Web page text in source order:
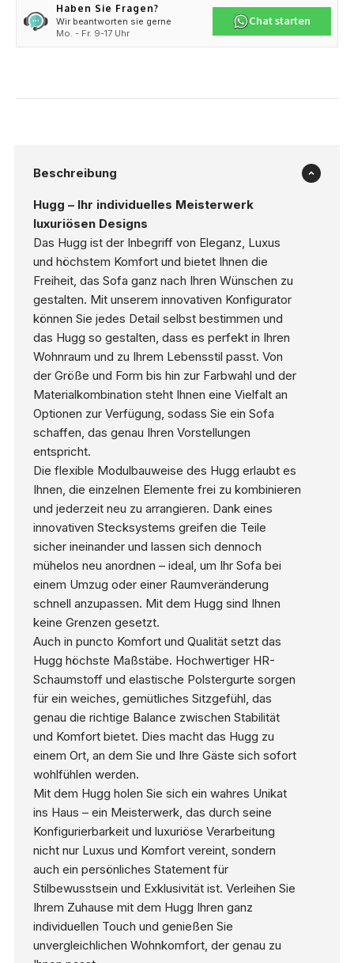
Haben Sie Fragen?
Wir beantworten sie gerne
Mo. - Fr. 9-17 Uhr
Chat starten
Beschreibung
Hugg – Ihr individuelles Meisterwerk
luxuriösen Designs
Das Hugg ist der Inbegriff von Eleganz, Luxus
und höchstem Komfort und bietet Ihnen die
Freiheit, das Sofa ganz nach Ihren Wünschen zu
gestalten. Mit unserem innovativen Konfigurator
können Sie jedes Detail selbst bestimmen und
das Hugg so gestalten, dass es perfekt in Ihren
Wohnraum und zu Ihrem Lebensstil passt. Von
der Größe und Form bis hin zur Farbwahl und der
Materialkombination steht Ihnen eine Vielfalt an
Optionen zur Verfügung, sodass Sie ein Sofa
schaffen, das genau Ihren Vorstellungen
entspricht.
Die flexible Modulbauweise des Hugg erlaubt es
Ihnen, die einzelnen Elemente frei zu kombinieren
und jederzeit neu zu arrangieren. Dank eines
innovativen Stecksystems greifen die Teile
sicher ineinander und lassen sich dennoch
mühelos neu anordnen – ideal, um Ihr Sofa bei
einem Umzug oder einer Raumveränderung
schnell anzupassen. Mit dem Hugg sind Ihnen
keine Grenzen gesetzt.
Auch in puncto Komfort und Qualität setzt das
Hugg höchste Maßstäbe. Hochwertiger HR-
Schaumstoff und elastische Polstergurte sorgen
für ein weiches, gemütliches Sitzgefühl, das
genau die richtige Balance zwischen Stabilität
und Komfort bietet. Dies macht das Hugg zu
einem Ort, an dem Sie und Ihre Gäste sich sofort
wohlfühlen werden.
Mit dem Hugg holen Sie sich ein wahres Unikat
ins Haus – ein Meisterwerk, das durch seine
Konfigurierbarkeit und luxuriöse Verarbeitung
nicht nur Luxus und Komfort vereint, sondern
auch ein persönliches Statement für
Stilbewusstsein und Exklusivität ist. Verleihen Sie
Ihrem Zuhause mit dem Hugg Ihren ganz
individuellen Touch und genießen Sie
unvergleichlichen Wohnkomfort, der genau zu